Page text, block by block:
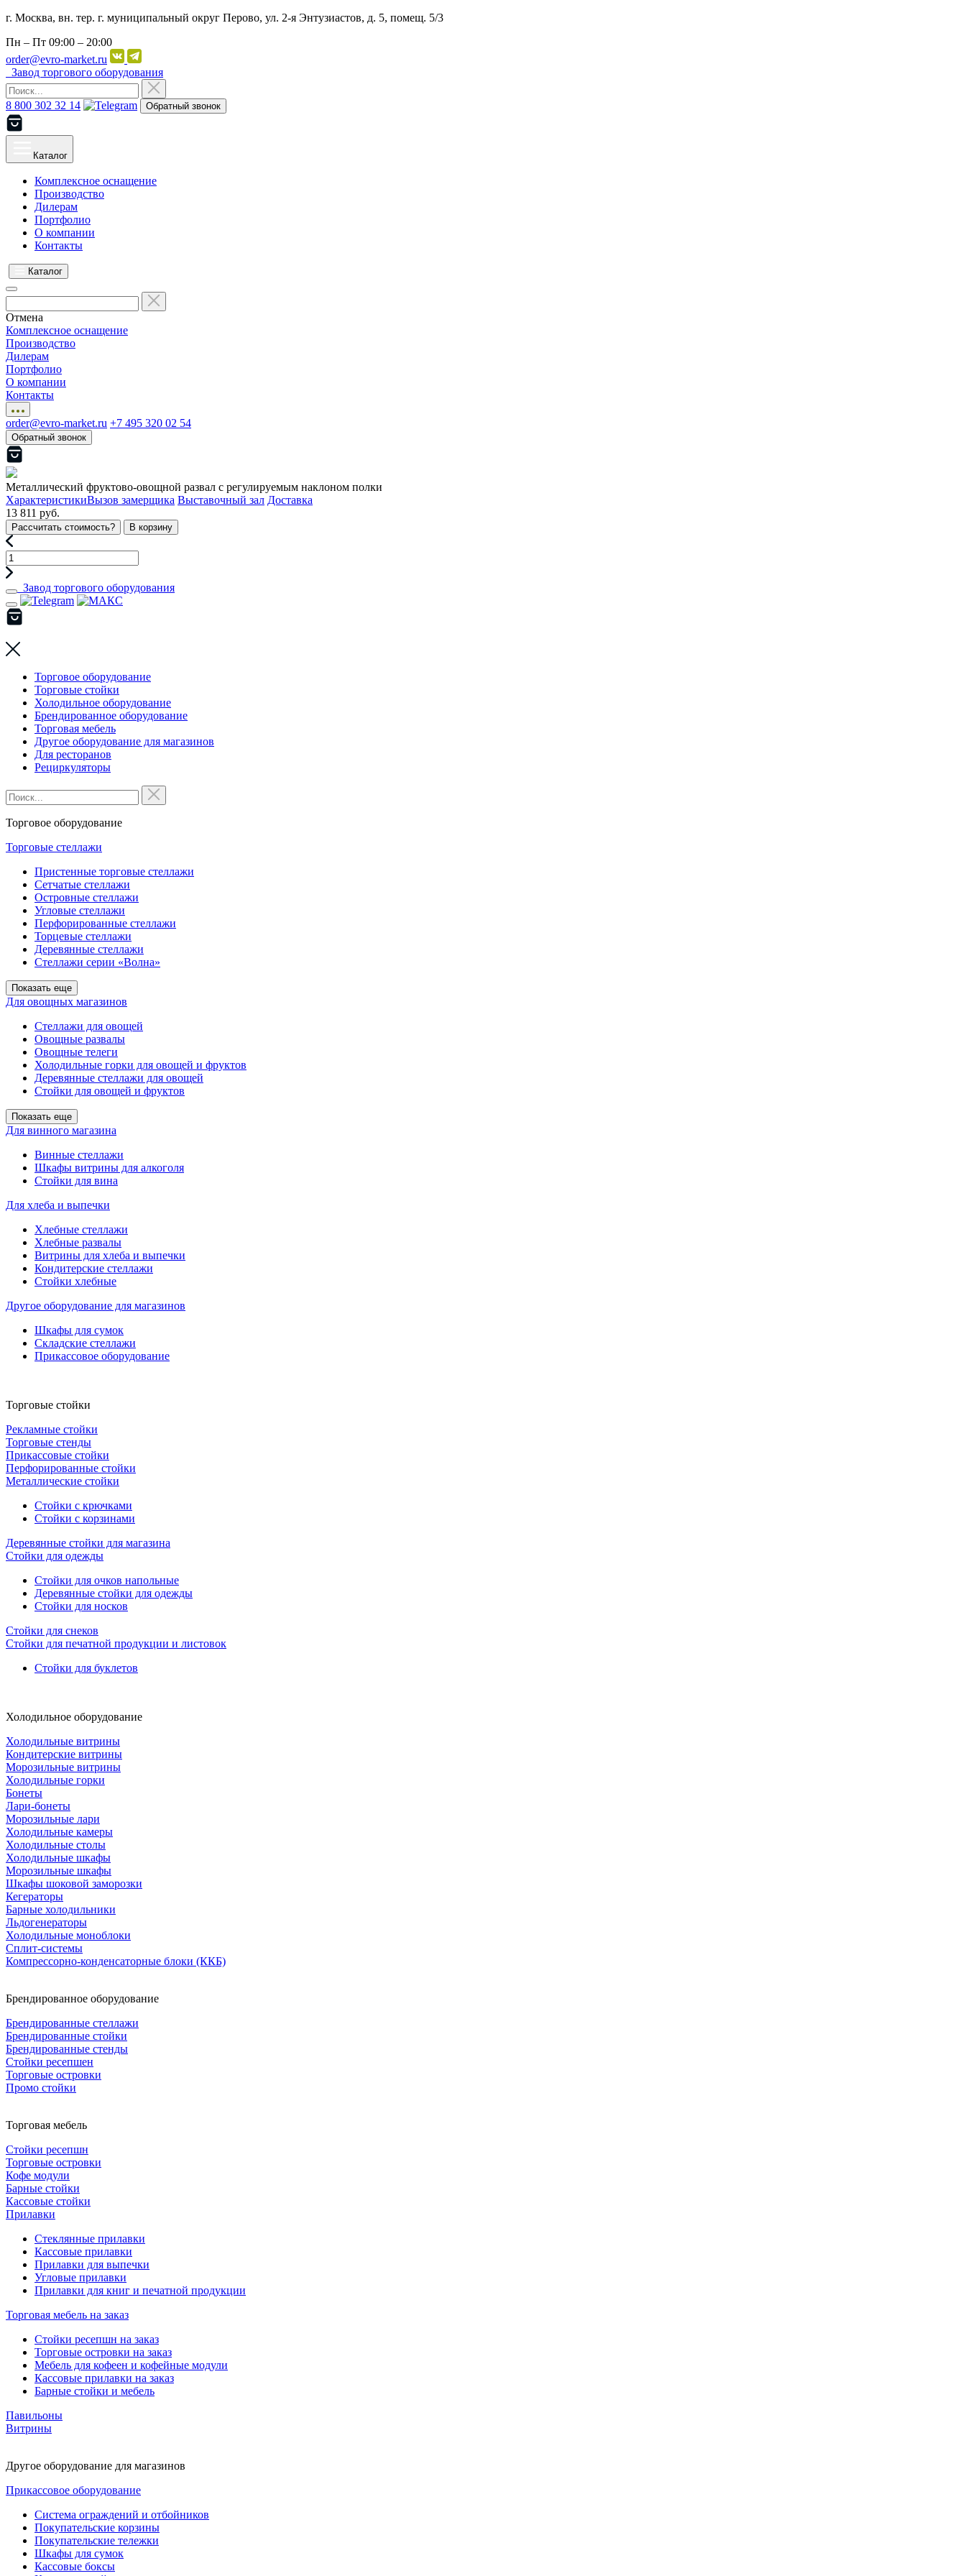
г. Москва, вн. тер. г. муниципальный округ Перово, ул. 2-я Энтузиастов, д. 5, помещ. 5/3
Пн – Пт 09:00 – 20:00
order@evro-market.ru
Завод торгового оборудования
8 800 302 32 14 Обратный звонок
Каталог
Комплексное оснащение
Производство
Дилерам
Портфолио
О компании
Контакты
Каталог
Отмена
Комплексное оснащение
Производство
Дилерам
Портфолио
О компании
Контакты
order@evro-market.ru +7 495 320 02 54
Обратный звонок
Металлический фруктово-овощной развал с регулируемым наклоном полки
ХарактеристикиВызов замерщика Выставочный зал Доставка
13 811 руб.
Рассчитать стоимость? В корзину
Завод торгового оборудования
Торговое оборудование
Торговые стойки
Холодильное оборудование
Брендированное оборудование
Торговая мебель
Другое оборудование для магазинов
Для ресторанов
Рециркуляторы
Торговое оборудование
Торговые стеллажи
Пристенные торговые стеллажи
Сетчатые стеллажи
Островные стеллажи
Угловые стеллажи
Перфорированные стеллажи
Торцевые стеллажи
Деревянные стеллажи
Стеллажи серии «Волна»
Показать еще
Для овощных магазинов
Стеллажи для овощей
Овощные развалы
Овощные телеги
Холодильные горки для овощей и фруктов
Деревянные стеллажи для овощей
Стойки для овощей и фруктов
Показать еще
Для винного магазина
Винные стеллажи
Шкафы витрины для алкоголя
Стойки для вина
Для хлеба и выпечки
Хлебные стеллажи
Хлебные развалы
Витрины для хлеба и выпечки
Кондитерские стеллажи
Стойки хлебные
Другое оборудование для магазинов
Шкафы для сумок
Складские стеллажи
Прикассовое оборудование
Торговые стойки
Рекламные стойки
Торговые стенды
Прикассовые стойки
Перфорированные стойки
Металлические стойки
Стойки с крючками
Стойки с корзинами
Деревянные стойки для магазина
Стойки для одежды
Стойки для очков напольные
Деревянные стойки для одежды
Стойки для носков
Стойки для снеков
Стойки для печатной продукции и листовок
Стойки для буклетов
Холодильное оборудование
Холодильные витрины
Кондитерские витрины
Морозильные витрины
Холодильные горки
Бонеты
Лари-бонеты
Морозильные лари
Холодильные камеры
Холодильные столы
Холодильные шкафы
Морозильные шкафы
Шкафы шоковой заморозки
Кегераторы
Барные холодильники
Льдогенераторы
Холодильные моноблоки
Сплит-системы
Компрессорно-конденсаторные блоки (ККБ)
Брендированное оборудование
Брендированные стеллажи
Брендированные стойки
Брендированные стенды
Стойки ресепшен
Торговые островки
Промо стойки
Торговая мебель
Стойки ресепшн
Торговые островки
Кофе модули
Барные стойки
Кассовые стойки
Прилавки
Стеклянные прилавки
Кассовые прилавки
Прилавки для выпечки
Угловые прилавки
Прилавки для книг и печатной продукции
Торговая мебель на заказ
Стойки ресепшн на заказ
Торговые островки на заказ
Мебель для кофеен и кофейные модули
Кассовые прилавки на заказ
Барные стойки и мебель
Павильоны
Витрины
Другое оборудование для магазинов
Прикассовое оборудование
Система ограждений и отбойников
Покупательские корзины
Покупательские тележки
Шкафы для сумок
Кассовые боксы